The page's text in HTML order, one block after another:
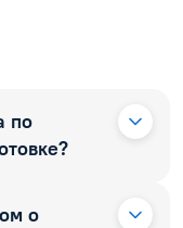
по
о